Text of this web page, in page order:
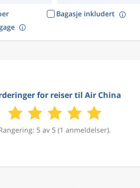
Bagasje inkludert
for reiser til Air China
5 av 5 (1 anmeldelser).